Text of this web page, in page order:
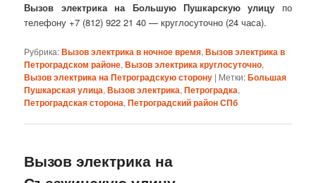
Вызов электрика на Большую Пушкарскую улицу по
телефону +7 (812) 922 21 40 — круглосуточно (24 часа).
Рубрика:Вызов электрика в ночное время,Вызов электрика в
Петроградском районе,Вызов электрика круглосуточно,
Вызов электрика на Петроградскую сторону | Метки:Большая
Пушкарская улица,Вызов электрика,Петроградка,
Петроградская сторона,Петроградский район СПб
Вызов электрика на